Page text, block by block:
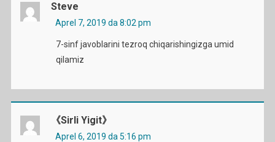
Steve
Aprel 7, 2019 da 8:02 pm
7-sinf javoblarini tezroq chiqarishingizga umid
qilamiz
《Sirli Yigit》
Aprel 6, 2019 da 5:16 pm